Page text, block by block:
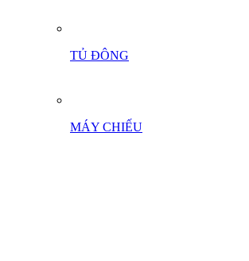
TỦ ĐÔNG
MÁY CHIẾU